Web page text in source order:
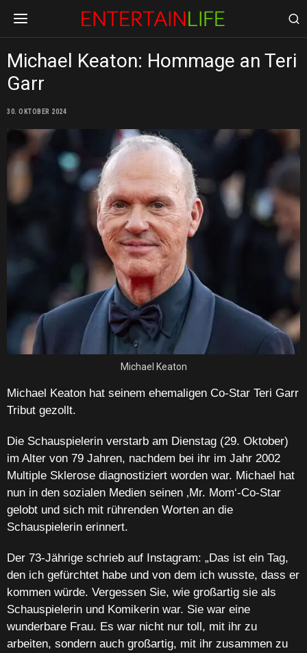
Michael Keaton: Hommage an Teri
Garr
30. OKTOBER 2024
Michael Keaton
Michael Keaton hat seinem ehemaligen Co-Star Teri Garr
Tribut gezollt.
Die Schauspielerin verstarb am Dienstag (29. Oktober)
im Alter von 79 Jahren, nachdem bei ihr im Jahr 2002
Multiple Sklerose diagnostiziert worden war. Michael hat
nun in den sozialen Medien seinen ‚Mr. Mom‘-Co-Star
gelobt und sich mit rührenden Worten an die
Schauspielerin erinnert.
Der 73-Jährige schrieb auf Instagram: „Das ist ein Tag,
den ich gefürchtet habe und von dem ich wusste, dass er
kommen würde. Vergessen Sie, wie großartig sie als
Schauspielerin und Komikerin war. Sie war eine
wunderbare Frau. Es war nicht nur toll, mit ihr zu
arbeiten, sondern auch großartig, mit ihr zusammen zu